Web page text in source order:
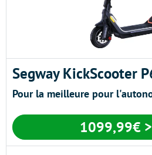
Segway KickScooter
Pour la meilleure pour
1099,99€